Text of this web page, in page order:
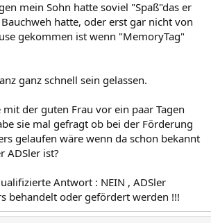
mein Sohn hatte soviel "Spaß"das er
hatte, oder erst gar nicht von
gekommen ist wenn "MemoryTag"
ganz schnell sein gelassen.
der guten Frau vor ein paar Tagen
sie mal gefragt ob bei der Förderung
gelaufen wäre wenn da schon bekannt
ADSler ist?
Antwort : NEIN , ADSler
behandelt oder gefördert werden !!!